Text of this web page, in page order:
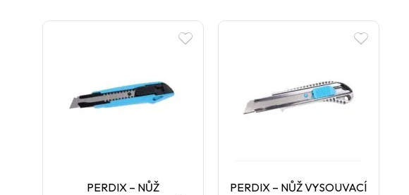
PERDIX – NŮŽ
PERDIX – NŮŽ VYSOUVACÍ